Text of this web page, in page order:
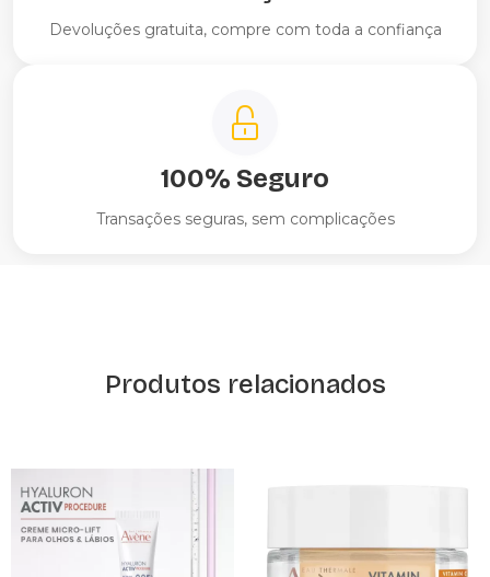
Devoluções gratuita, compre com toda a confiança
100% Seguro
Transações seguras, sem complicações
Produtos relacionados